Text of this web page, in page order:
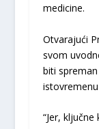
medicine.
Otvarajući
svom
biti
“Jer,